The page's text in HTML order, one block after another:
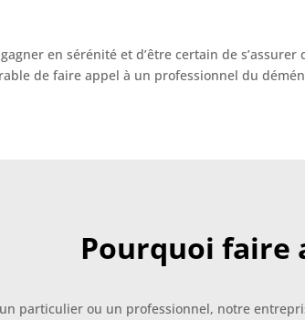
en sérénité et d’être certain de
de faire appel à un professionnel du
Pourquoi faire
un particulier ou un professionnel, notre